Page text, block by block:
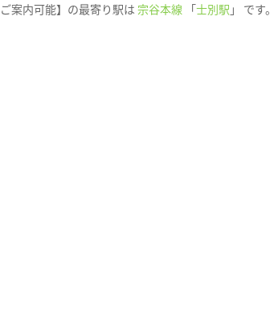
案内可能】の最寄り駅は 宗谷本線 「士別駅 」 です。